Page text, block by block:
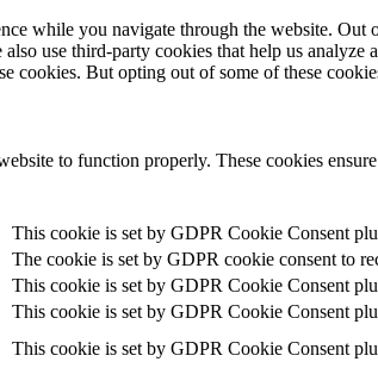
while you navigate through the website. Out
use third-party cookies that help us
cookies. But opting out of some of these
to function properly. These cookies
This cookie is set by GDPR Cookie Consent
The cookie is set by GDPR cookie consent to
This cookie is set by GDPR Cookie Consent
This cookie is set by GDPR Cookie Consent
This cookie is set by GDPR Cookie Consent